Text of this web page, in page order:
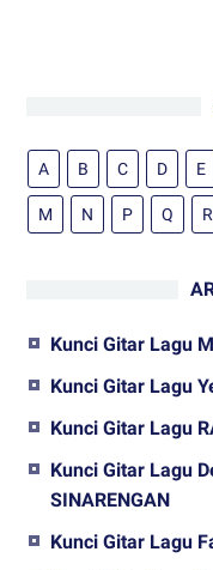
A B C D E
M N P Q R
Kunci Gitar Lagu
Kunci Gitar Lagu
Kunci Gitar Lagu
Kunci Gitar Lagu
SINARENGAN
Kunci Gitar Lagu